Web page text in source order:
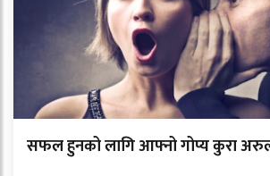
सफल हुनको लागि आफ्नो गोप्य कुरा